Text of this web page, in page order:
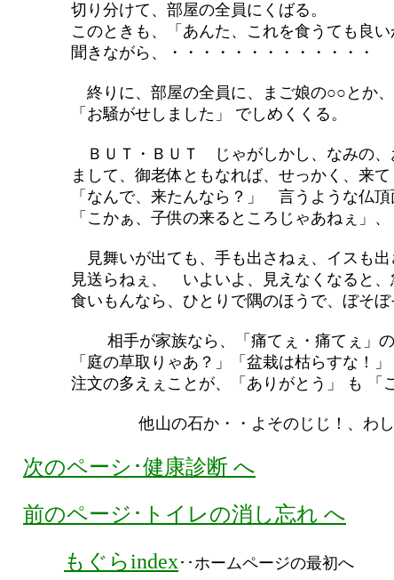
切り分けて、部屋の全員にくばる。
このときも、「あんた、これを食うても良いか
聞きながら、・・・・・・・・・・・・・
終りに、部屋の全員に、まご娘の○○とか、近
「お騒がせしました」 でしめくくる。 病
ＢＵＴ・ＢＵＴ じゃがしかし、なみの、お
まして、御老体ともなれば、せっかく、来てく
「なんで、来たんなら？」 言うような仏頂面
「こかぁ、子供の来るところじゃあねぇ」、
見舞いが出ても、手も出さねぇ、イスも出さ
見送らねぇ、 いよいよ、見えなくなると、急
食いもんなら、ひとりで隅のほうで、ぼそぼそ
相手が家族なら、「痛てぇ・痛てぇ」の
「庭の草取りゃあ？」「盆栽は枯らすな！」「
注文の多えぇことが、「ありがとう」 も 「ご
他山の石か・・よそのじじ！、わしも、
次のペーシ･健康診断 へ
前のページ･トイレの消し忘れ へ
もぐらindex ･･ホームページの最初